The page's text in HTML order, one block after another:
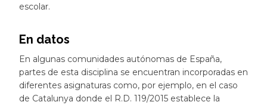
escolar.
En datos
En algunas comunidades autónomas de España,
partes de esta disciplina se encuentran incorporadas en
diferentes asignaturas como, por ejemplo, en el caso
de Catalunya donde el R.D. 119/2015 establece la